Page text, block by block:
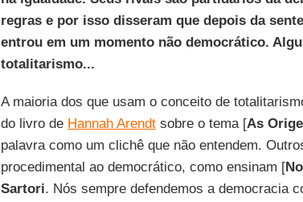
regras e por isso disseram que depois da
entrou em um momento não democrático.
totalitarismo...
A maioria dos que usam o conceito de
do livro de Hannah Arendtsobre o tema [As
palavra como um clichê que não entendem.
procedimental ao democrático, como ensinam [
Sartori. Nós sempre defendemos a democracia